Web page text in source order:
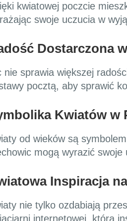
kwiatowej poczcie
swoje uczucia w
Dostarczona
nie sprawia większej
pocztą, aby sprawić
Kwiatów w
od wieków są
mogą wyrazić
Inspiracja
nie tylko ozdabiają
internetowej, która